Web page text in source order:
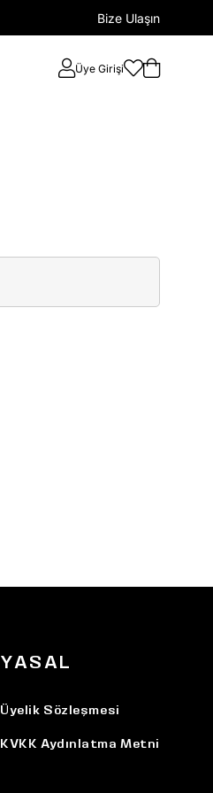
Bize Ulaşın
Üye Girişi
YASAL
Üyelik Sözleşmesi
KVKK Aydınlatma Metni